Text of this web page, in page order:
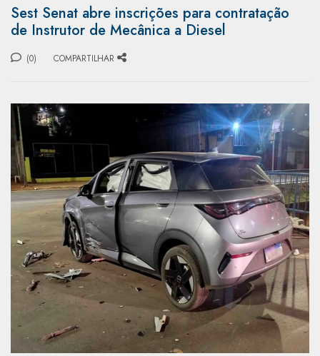
Sest Senat abre inscrições para contratação
de Instrutor de Mecânica a Diesel
(0) COMPARTILHAR